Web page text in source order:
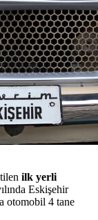
ilk yerli
Eskişehir
otomobil 4 tane